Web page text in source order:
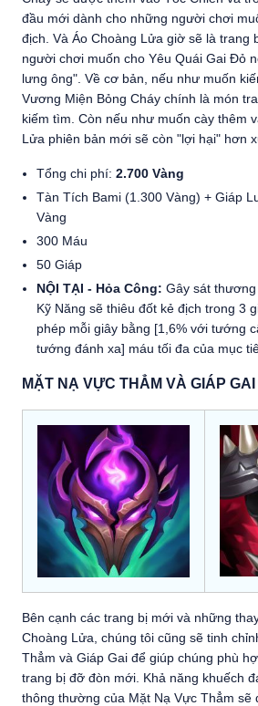
đầu mới dành cho những người chơi
địch. Và Áo Choàng Lửa giờ sẽ là trang
người chơi muốn cho Yêu Quái Gai Đỏ
lưng ông". Về cơ bản, nếu như muốn
Vương Miện Bỏng Cháy chính là món
kiếm tìm. Còn nếu như muốn cày thêm
Lửa phiên bản mới sẽ còn "lợi hại" hơn
Tổng chi phí: 2.700 Vàng
Tàn Tích Bami (1.300 Vàng) + Giáp
Vàng
300 Máu
50 Giáp
NỘI TẠI - Hỏa Công: Gây sát
Kỹ Năng sẽ thiêu đốt kẻ địch trong 3
phép mỗi giây bằng [1,6% với tướng
tướng đánh xa] máu tối đa của mục
MẶT NẠ VỰC THẲM VÀ GIÁP GAI
Bên cạnh các trang bị mới và những
Choàng Lửa, chúng tôi cũng sẽ tinh
Thẳm và Giáp Gai để giúp chúng phù
trang bị đỡ đòn mới. Khả năng khuếch
thông thường của Mặt Nạ Vực Thẳm sẽ